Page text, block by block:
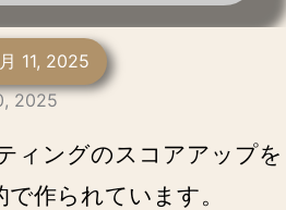
11, 2025
2025
ィングのスコアアップを
作られています。